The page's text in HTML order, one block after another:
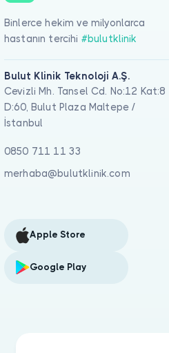
Binlerce hekim ve milyonlarca
hastanın tercihi #bulutklinik
Bulut Klinik Teknoloji A.Ş.
Cevizli Mh. Tansel Cd. No:12 Kat:8
D:60, Bulut Plaza Maltepe /
İstanbul
0850 711 11 33
merhaba@bulutklinik.com
Apple Store
Google Play